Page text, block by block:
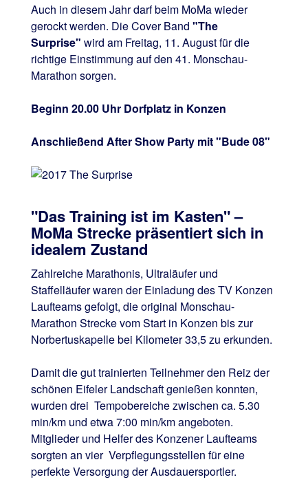
Auch in diesem Jahr darf beim MoMa wieder
gerockt werden. Die Cover Band "The
Surprise" wird am Freitag, 11. August für die
richtige Einstimmung auf den 41. Monschau-
Marathon sorgen.
Beginn 20.00 Uhr Dorfplatz in Konzen
Anschließend After Show Party mit "Bude 08"
"Das Training ist im Kasten" –
MoMa Strecke präsentiert sich in
idealem Zustand
Zahlreiche Marathonis, Ultraläufer und
Staffelläufer waren der Einladung des TV Konzen
Laufteams gefolgt, die original Monschau-
Marathon Strecke vom Start in Konzen bis zur
Norbertuskapelle bei Kilometer 33,5 zu erkunden.
Damit die gut trainierten Teilnehmer den Reiz der
schönen Eifeler Landschaft genießen konnten,
wurden drei Tempobereiche zwischen ca. 5.30
min/km und etwa 7:00 min/km angeboten.
Mitglieder und Helfer des Konzener Laufteams
sorgten an vier Verpflegungsstellen für eine
perfekte Versorgung der Ausdauersportler.